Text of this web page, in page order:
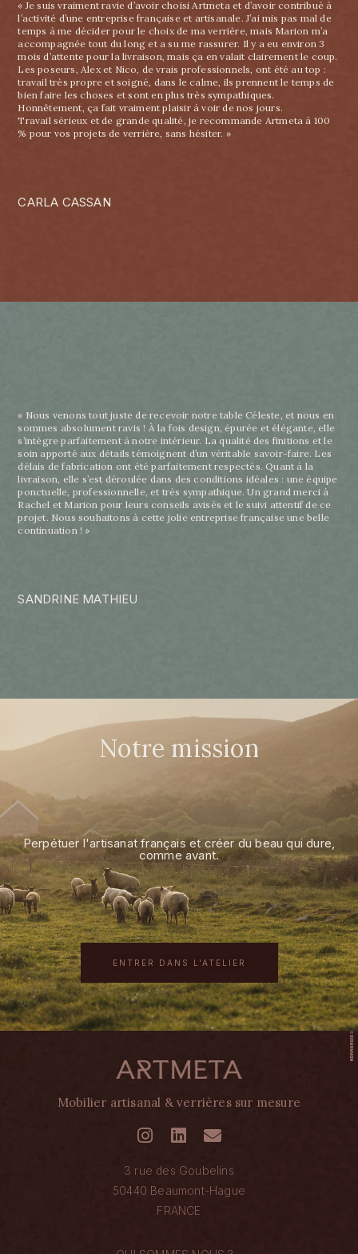
« Je suis vraiment ravie d’avoir choisi Artmeta et d’avoir contribué à
l’activité d’une entreprise française et artisanale. J’ai mis pas mal de
temps à me décider pour le choix de ma verrière, mais Marion m’a
accompagnée tout du long et a su me rassurer. Il y a eu environ 3
mois d’attente pour la livraison, mais ça en valait clairement le coup.
Les poseurs, Alex et Nico, de vrais professionnels, ont été au top :
travail très propre et soigné, dans le calme, ils prennent le temps de
bien faire les choses et sont en plus très sympathiques.
Honnêtement, ça fait vraiment plaisir à voir de nos jours.
Travail sérieux et de grande qualité, je recommande Artmeta à 100
% pour vos projets de verrière, sans hésiter. »
CARLA CASSAN
« Nous venons tout juste de recevoir notre table Céleste, et nous en
sommes absolument ravis ! À la fois design, épurée et élégante, elle
s’intègre parfaitement à notre intérieur. La qualité des finitions et le
soin apporté aux détails témoignent d’un véritable savoir-faire. Les
délais de fabrication ont été parfaitement respectés. Quant à la
livraison, elle s’est déroulée dans des conditions idéales : une équipe
ponctuelle, professionnelle, et très sympathique. Un grand merci à
Rachel et Marion pour leurs conseils avisés et le suivi attentif de ce
projet. Nous souhaitons à cette jolie entreprise française une belle
continuation ! »
SANDRINE MATHIEU
Notre mission
Perpétuer l'artisanat français et créer du beau qui dure,
comme avant.
ENTRER DANS L'ATELIER
Mobilier artisanal & verrières sur mesure
3 rue des Goubelins
50440 Beaumont-Hague
FRANCE